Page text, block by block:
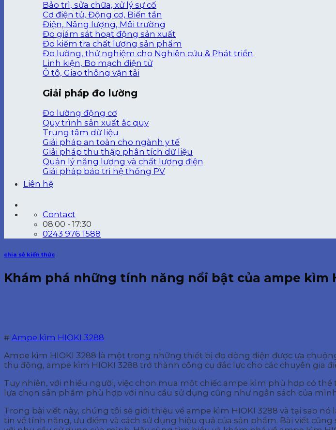
Bảo trì, sửa chữa, xử lý sự cố
Cơ điện tử, Động cơ, Biến tần
Điện, Nâng lượng, Môi trường
Đo giám sát hoạt động sản xuất
Đo kiểm tra chất lượng sản phẩm
Đo lường, thử nghiệm cho Nghiên cứu & Phát triển
Linh kiện, Bo mạch điện tử
Ô tô, Giao thông vận tải
Giải pháp đo lường
Đo lường động cơ
Quy trình sản xuất ắc quy
Trung tâm dữ liệu
Giải pháp an toàn cho ngành y tế
Giải pháp thu thập phân tích dữ liệu
Quản lý năng lượng và chất lượng điện
Giải pháp bảo trì hệ thống PV
Liên hệ
Contact
08:00 - 17:30
0243 976 1588
chia sẻ kiến thức
Khám phá những tính năng nổi bật của ampe kìm
# Ampe kìm HIOKI 3288
Ampe kìm HIOKI 3288 là một trong những thiết bị đo dòng điện được ưa
thụ động, ampe kìm HIOKI 3288 trở thành công cụ đắc lực cho các chuyên gia
Tuy nhiên, với nhiều người, việc chọn mua một chiếc ampe kìm phù hợp có
lựa chọn sản phẩm phù hợp với nhu cầu sử dụng cũng như ngân sách của
Trong bài viết này, chúng tôi sẽ giới thiệu về ampe kìm HIOKI 3288 và tại sao
tin về tính năng, ưu điểm và cách sử dụng hiệu quả của sản phẩm. Bài viết